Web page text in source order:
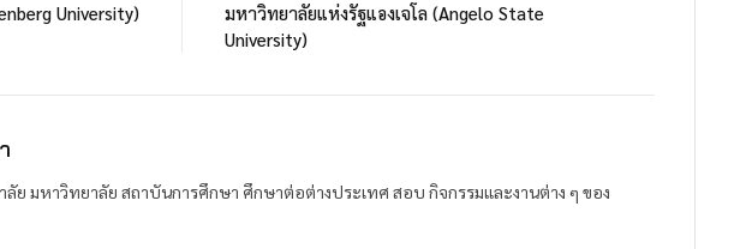
University)
มหาวิทยาลัยแห่งรัฐแองเจโล (Angelo State
University)
าลัย มหาวิทยาลัย สถาบันการศึกษา ศึกษาต่อต่างประเทศ สอบ กิจกรรมและงานต่าง ๆ ของ